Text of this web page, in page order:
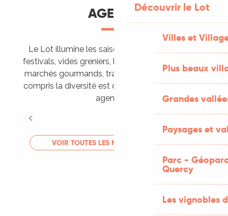
Découvrir le Lot
Villes et
Plus beaux
Grandes
Paysages et
Parc -
Quercy
Les vignobles
AGENDA
Le Lot illumine les saisons de ses animations :
festivals, vides greniers, brocantes, fêtes votives,
marchés gourmands, trails sportifs… Vous l’aurez
compris la diversité est de mise, alors tous à vos
agendas !
LIRE LA SUITE
VOIR TOUTES LES MANIFESTATIONS